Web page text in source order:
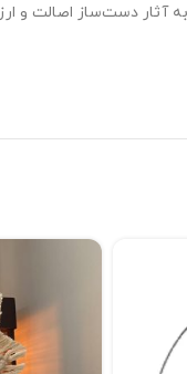
آثار دست‌ساز اصالت و